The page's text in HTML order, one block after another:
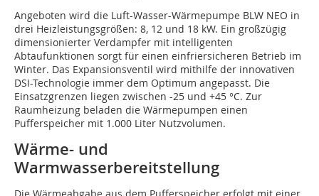
Angeboten wird die Luft-Wasser-Wärmepumpe BLW NEO in
drei Heizleistungsgrößen: 8, 12 und 18 kW. Ein großzügig
dimensionierter Verdampfer mit intelligenten
Abtaufunktionen sorgt für einen einfriersicheren Betrieb im
Winter. Das Expansionsventil wird mithilfe der innovativen
DSI-Technologie immer dem Optimum angepasst. Die
Einsatzgrenzen liegen zwischen -25 und +45 °C. Zur
Raumheizung beladen die Wärmepumpen einen
Pufferspeicher mit 1.000 Liter Nutzvolumen.
Wärme- und
Warmwasserbereitstellung